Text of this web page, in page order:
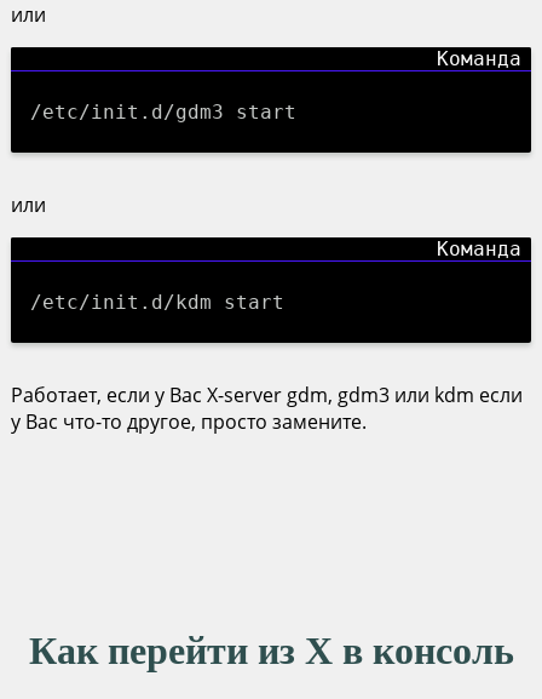
или
/etc/init.d/gdm3 start
или
/etc/init.d/kdm start
Работает, если у Вас X-server gdm, gdm3 или kdm если
у Вас что-то другое, просто замените.
Как перейти из X в консоль